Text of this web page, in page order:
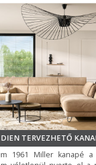
TERVEZHETŐ
1961 Miller kanapé